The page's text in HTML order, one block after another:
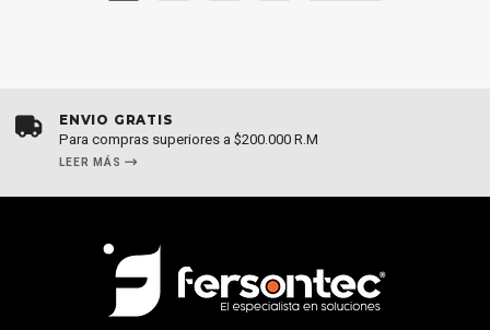
ENVÍO GRATIS
Para compras superiores a $200.000 R.M
LEER MÁS